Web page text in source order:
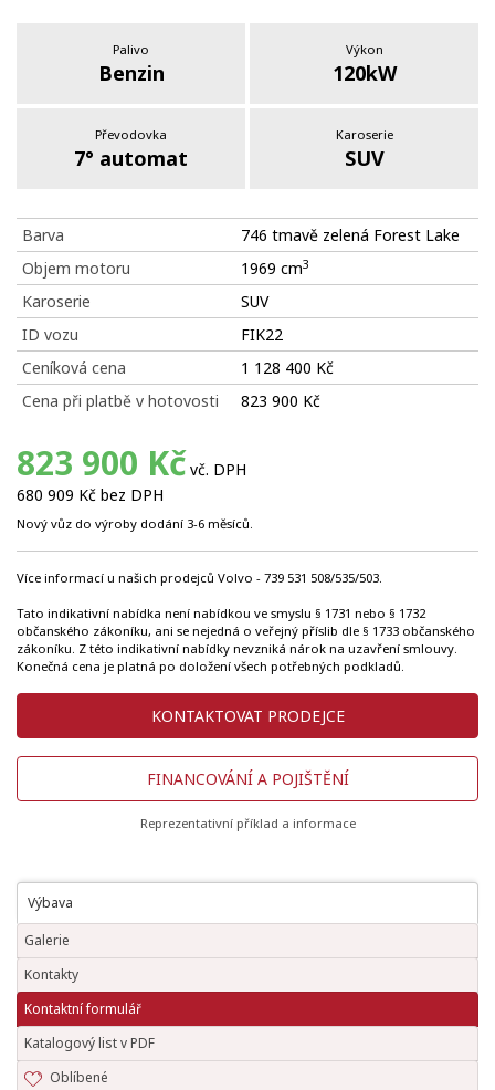
Palivo
Benzin
Výkon
120kW
Převodovka
7° automat
Karoserie
SUV
Barva
746 tmavě zelená Forest Lake
Objem motoru
1969 cm3
Karoserie
SUV
ID vozu
FIK22
Ceníková cena
1 128 400 Kč
Cena při platbě v hotovosti
823 900 Kč
823 900 Kč vč. DPH
680 909 Kč bez DPH
Nový vůz do výroby dodání 3-6 měsíců.
Více informací u našich prodejců Volvo - 739 531 508/535/503.
Tato indikativní nabídka není nabídkou ve smyslu § 1731 nebo § 1732
občanského zákoníku, ani se nejedná o veřejný příslib dle § 1733 občanského
zákoníku. Z této indikativní nabídky nevzniká nárok na uzavření smlouvy.
Konečná cena je platná po doložení všech potřebných podkladů.
KONTAKTOVAT PRODEJCE
FINANCOVÁNÍ A POJIŠTĚNÍ
Reprezentativní příklad a informace
Výbava
Galerie
Kontakty
Kontaktní formulář
Katalogový list v PDF
Oblíbené